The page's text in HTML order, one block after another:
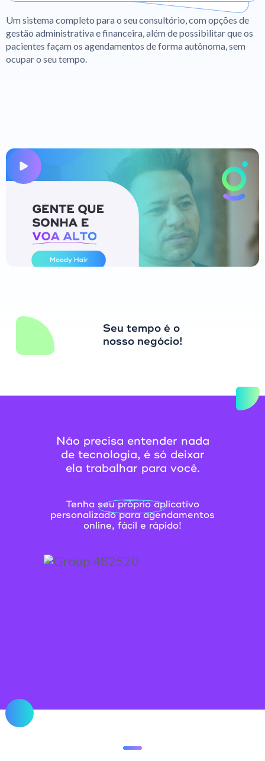
Seu tempo é o
nosso negócio!
Um sistema completo para o seu consultório, com opções de
gestão administrativa e financeira, além de possibilitar que os
pacientes façam os agendamentos de forma autônoma, sem
ocupar o seu tempo.
Não precisa entender nada
de tecnologia, é só deixar
ela trabalhar para você.
Tenha seu próprio aplicativo
personalizado para agendamentos
online, fácil e rápido!